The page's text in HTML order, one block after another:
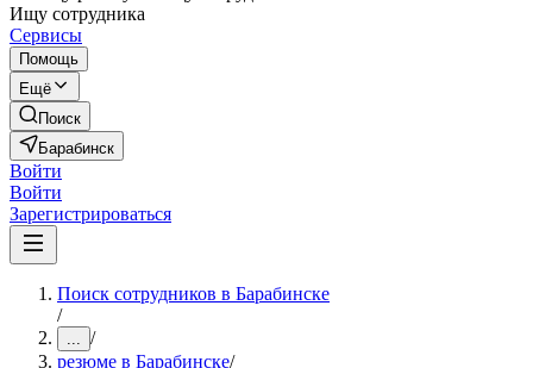
Ищу сотрудника
Сервисы
Помощь
Ещё
Поиск
Барабинск
Войти
Войти
Зарегистрироваться
Поиск сотрудников в Барабинске
/
... /
резюме в Барабинске/